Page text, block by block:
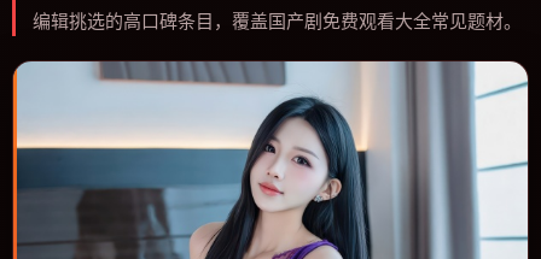
编辑挑选的高口碑条目，覆盖国产剧免费观看大全常见题材。